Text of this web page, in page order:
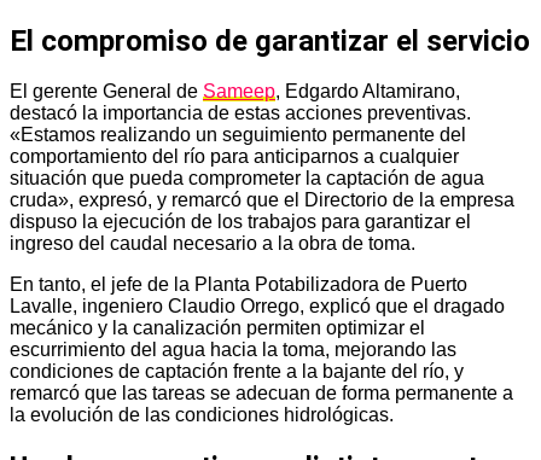
El compromiso de garantizar el servicio
El gerente General de Sameep, Edgardo Altamirano,
destacó la importancia de estas acciones preventivas.
«Estamos realizando un seguimiento permanente del
comportamiento del río para anticiparnos a cualquier
situación que pueda comprometer la captación de agua
cruda», expresó, y remarcó que el Directorio de la empresa
dispuso la ejecución de los trabajos para garantizar el
ingreso del caudal necesario a la obra de toma.
En tanto, el jefe de la Planta Potabilizadora de Puerto
Lavalle, ingeniero Claudio Orrego, explicó que el dragado
mecánico y la canalización permiten optimizar el
escurrimiento del agua hacia la toma, mejorando las
condiciones de captación frente a la bajante del río, y
remarcó que las tareas se adecuan de forma permanente a
la evolución de las condiciones hidrológicas.